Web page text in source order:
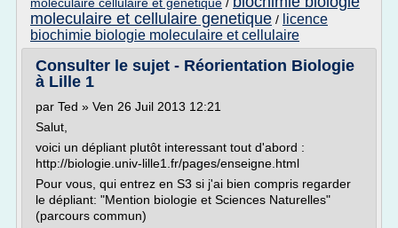
moleculaire et cellulaire genetique / licence
biochimie biologie moleculaire et cellulaire
Consulter le sujet - Réorientation Biologie
à Lille 1
par Ted » Ven 26 Juil 2013 12:21
Salut,
voici un dépliant plutôt interessant tout d'abord :
http://biologie.univ-lille1.fr/pages/enseigne.html
Pour vous, qui entrez en S3 si j'ai bien compris regarder
le dépliant: "Mention biologie et Sciences Naturelles"
(parcours commun)